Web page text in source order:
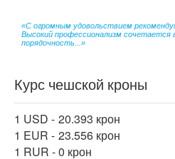
«С огромным удовольствием
Высокий профессионализм
порядочность...»
Курс чешской кроны
1 USD - 20.393 крон
1 EUR - 23.556 крон
1 RUR -0 крон